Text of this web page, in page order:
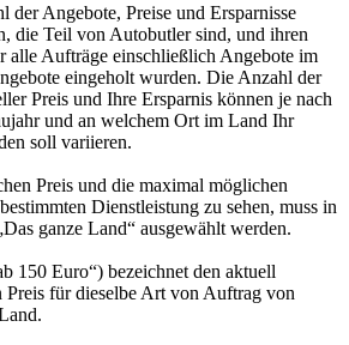
der Angebote, Preise und Ersparnisse
die Teil von Autobutler sind, und ihren
alle Aufträge einschließlich Angebote im
eingeholt wurden. Die Anzahl der
Preis und Ihre Ersparnis können je nach
und an welchem Ort im Land Ihr
soll variieren.
Preis und die maximal möglichen
Dienstleistung zu sehen, muss in
ganze Land“ ausgewählt werden.
150 Euro“) bezeichnet den aktuell
Preis für dieselbe Art von Auftrag von